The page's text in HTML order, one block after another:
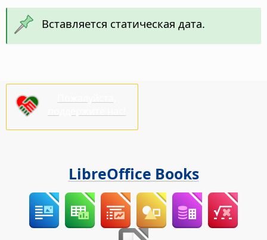
Вставляется статическая дата.
LibreOffice Books